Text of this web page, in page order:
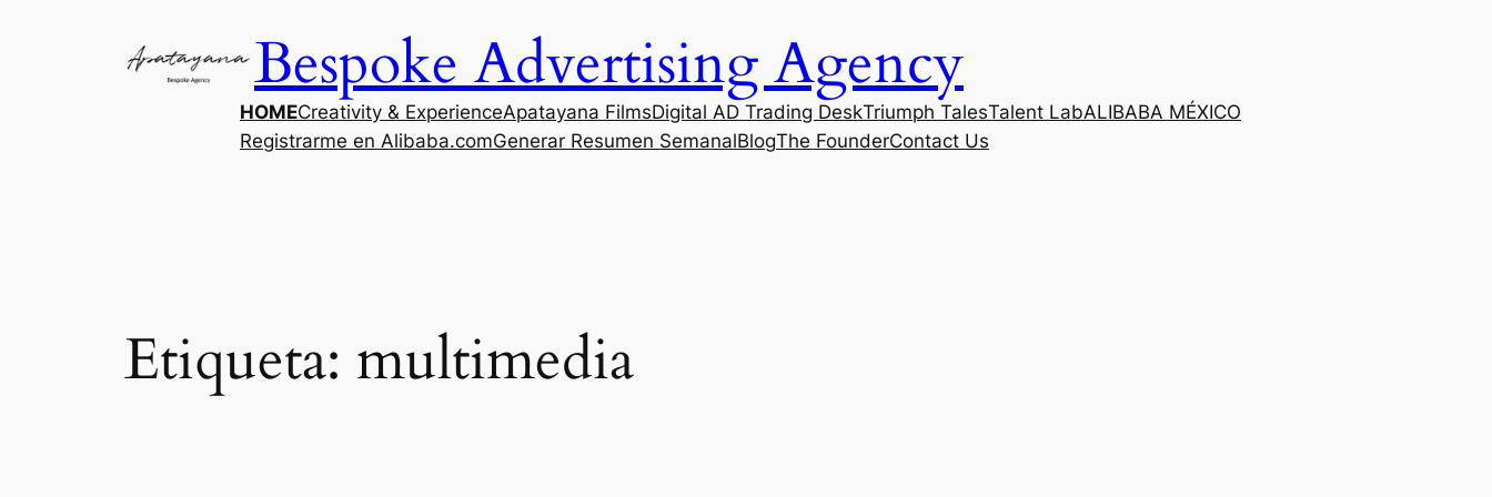
Bespoke Advertising Agency
HOMECreativity & ExperienceApatayana FilmsDigital AD Trading DeskTriumph TalesTalent LabALIBABA MÉXICO
Registrarme en Alibaba.comGenerar Resumen SemanalBlogThe FounderContact Us
Etiqueta: multimedia